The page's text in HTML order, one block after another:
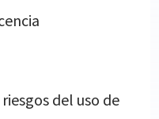
del uso de